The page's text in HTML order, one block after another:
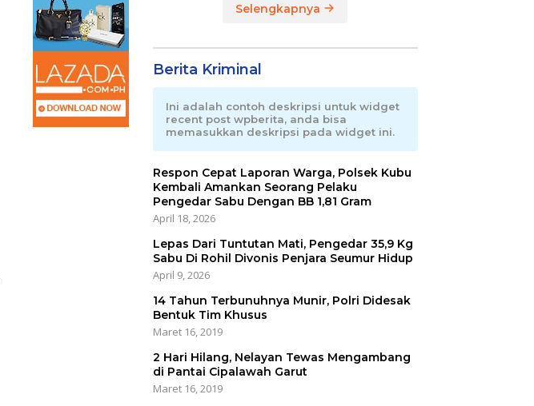
Selengkapnya
Berita Kriminal
Ini adalah contoh deskripsi untuk widget
recent post wpberita, anda bisa
memasukkan deskripsi pada widget ini.
Respon Cepat Laporan Warga, Polsek Kubu
Kembali Amankan Seorang Pelaku
Pengedar Sabu Dengan BB 1,81 Gram
April 18, 2026
Lepas Dari Tuntutan Mati, Pengedar 35,9 Kg
Sabu Di Rohil Divonis Penjara Seumur Hidup
April 9, 2026
14 Tahun Terbunuhnya Munir, Polri Didesak
Bentuk Tim Khusus
Maret 16, 2019
2 Hari Hilang, Nelayan Tewas Mengambang
di Pantai Cipalawah Garut
Maret 16, 2019